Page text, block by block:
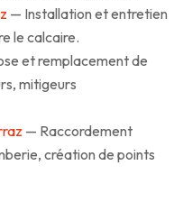
— Installation et entretien
le calcaire.
et remplacement de
mitigeurs
— Raccordement
création de points